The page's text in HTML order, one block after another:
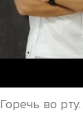
Горечь во